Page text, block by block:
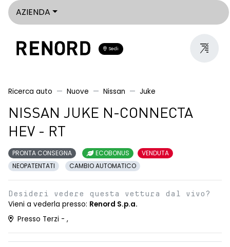
AZIENDA
Sedi
Ricerca auto Nuove Nissan Juke
NISSAN JUKE N-CONNECTA
HEV - RT
PRONTA CONSEGNA ECOBONUS
VENDUTA
NEOPATENTATI
CAMBIO AUTOMATICO
Desideri vedere questa vettura dal vivo?
Vieni a vederla presso: Renord S.p.a.
Presso Terzi - ,